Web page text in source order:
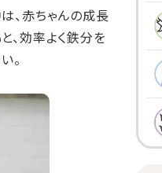
、赤ちゃんの成長
、効率よく鉄分を
。